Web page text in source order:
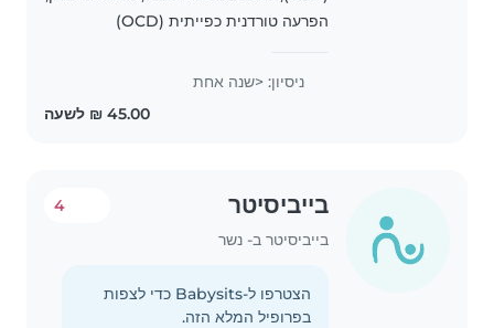
הפרעה טורדנית כפייתית (OCD)
ניסיון: <שנה אחת
בייביסיטר
בייביסיטר ב- נשר
4
הצטרפו ל-Babysits כדי לצפות
בפרופיל המלא הזה.